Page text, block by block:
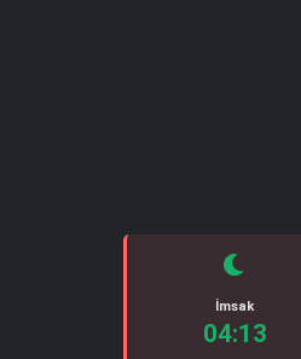
İmsak
04:13